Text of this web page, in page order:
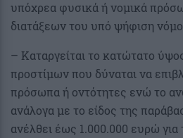
υπόχρεα φυσικά ή νομικά
διατάξεων του υπό ψήφιση
– Καταργείται το κατώτατο
προστίμων που δύναται να
πρόσωπα ή οντότητες ενώ το
ανάλογα με το είδος της
ανέλθει έως 1.000.000 ευρώ